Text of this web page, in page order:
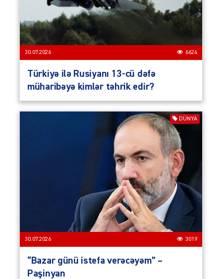
30.07.2026 6624
Türkiyə ilə Rusiyanı 13-cü dəfə
müharibəyə kimlər təhrik edir?
DÜNYA
30.07.2026 3019
“Bazar günü istefa verəcəyəm” –
Paşinyan